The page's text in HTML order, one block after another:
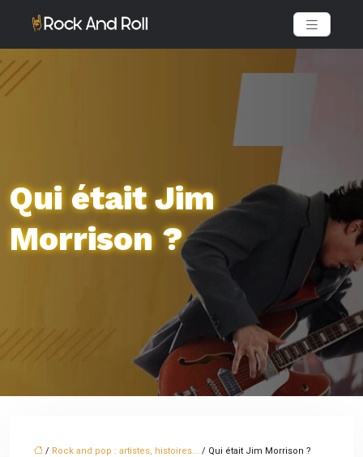
Qui était Jim
Morrison ?
/ Rock and pop : artistes, histoires... / Qui était Jim Morrison ?